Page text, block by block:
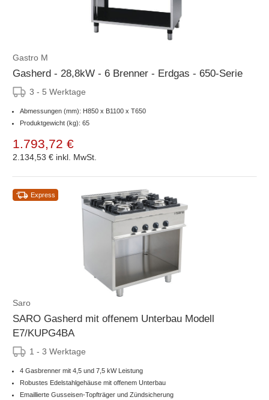
Gastro M
Gasherd - 28,8kW - 6 Brenner - Erdgas - 650-Serie
3 - 5 Werktage
Abmessungen (mm): H850 x B1100 x T650
Produktgewicht (kg): 65
1.793,72 €
2.134,53 € inkl. MwSt.
Express
Saro
SARO Gasherd mit offenem Unterbau Modell
E7/KUPG4BA
1 - 3 Werktage
4 Gasbrenner mit 4,5 und 7,5 kW Leistung
Robustes Edelstahlgehäuse mit offenem Unterbau
Emaillierte Gusseisen-Topfträger und Zündsicherung